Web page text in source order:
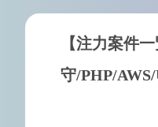
【注力案件
守/PHP/